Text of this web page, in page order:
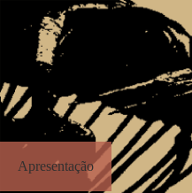
Apresentação